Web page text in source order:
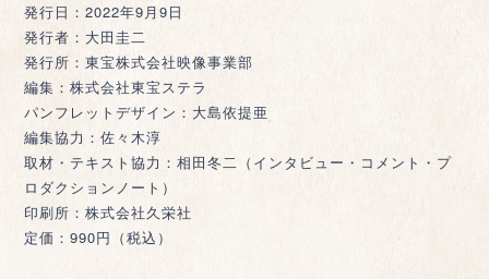
発行日：2022年9月9日
発行者：大田圭二
発行所：東宝株式会社映像事業部
編集：株式会社東宝ステラ
パンフレットデザイン：大島依提亜
編集協力：佐々木淳
取材・テキスト協力：相田冬二（インタビュー・コメント・プ
ロダクションノート）
印刷所：株式会社久栄社
定価：990円（税込）